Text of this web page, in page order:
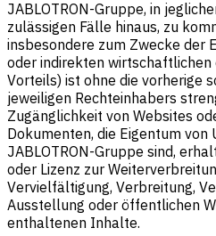
JABLOTRON-Gruppe, in
zulässigen Fälle hinaus, zu
insbesondere zum Zwecke der
oder indirekten
Vorteils) ist ohne die vorherige
jeweiligen Rechteinhabers
Zugänglichkeit von Websites
Dokumenten, die Eigentum von
JABLOTRON-Gruppe sind,
oder Lizenz zur
Vervielfältigung, Verbreitung,
Ausstellung oder öffentlichen
enthaltenen Inhalte.